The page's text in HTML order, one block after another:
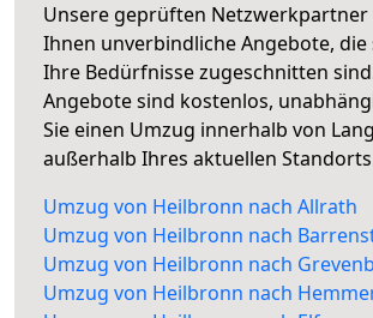
Unsere geprüften Netzwerkpartner
Ihnen unverbindliche Angebote, die
Ihre Bedürfnisse zugeschnitten
Angebote sind kostenlos,
Sie einen Umzug innerhalb von
außerhalb Ihres aktuellen
Umzug von Heilbronn nach Allrath
Umzug von Heilbronn nach
Umzug von Heilbronn nach
Umzug von Heilbronn nach